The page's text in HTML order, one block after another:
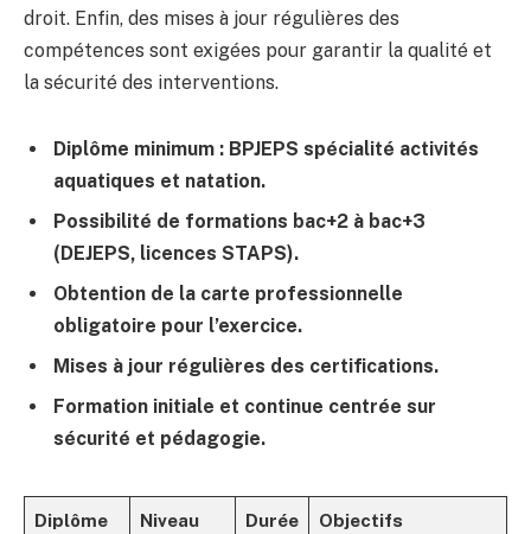
droit. Enfin, des mises à jour régulières des
compétences sont exigées pour garantir la qualité et
la sécurité des interventions.
Diplôme minimum : BPJEPS spécialité activités
aquatiques et natation.
Possibilité de formations bac+2 à bac+3
(DEJEPS, licences STAPS).
Obtention de la carte professionnelle
obligatoire pour l’exercice.
Mises à jour régulières des certifications.
Formation initiale et continue centrée sur
sécurité et pédagogie.
Diplôme
Niveau
Durée Objectifs